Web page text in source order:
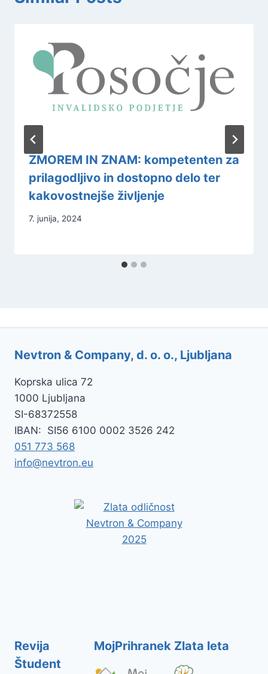
ZMOREM IN ZNAM: kompetenten za
prilagodljivo in dostopno delo ter
kakovostnejše življenje
7. junija, 2024
Nevtron & Company, d. o. o., Ljubljana
Koprska ulica 72
1000 Ljubljana
SI-68372558
IBAN: SI56 6100 0002 3526 242
051 773 568
info@nevtron.eu
Revija
Študent
MojPrihranek Zlata leta